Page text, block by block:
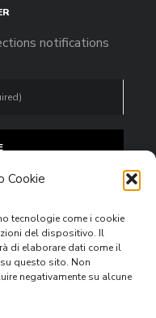
Cookie
tecnologie come i cookie
del dispositivo. Il
di elaborare dati come il
questo sito. Non
negativamente su alcune
notifications